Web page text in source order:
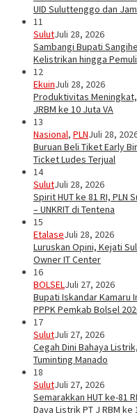
UID Suluttenggo dan
11
SulutJuli 28, 2026
Sambangi Bupati
Kelistrikan hingga
12
EkuinJuli 28, 2026
Produktivitas Meningkat,
JRBM ke 10 Juta VA
13
Nasional, PLNJuli 28,
Buruan Beli Tiket Early
Ticket Ludes Terjual
14
SulutJuli 28, 2026
Spirit HUT ke 81 RI, PLN
– UNKRIT di Tentena
15
EtalaseJuli 28, 2026
Luruskan Opini, Kejati
Owner IT Center
16
BOLSELJuli 27, 2026
Bupati Iskandar Kamaru
PPPK Pemkab Bolsel
17
SulutJuli 27, 2026
Cegah Dini Bahaya
Tuminting Manado
18
SulutJuli 27, 2026
Semarakkan HUT ke-81
Daya Listrik PT J RBM ke